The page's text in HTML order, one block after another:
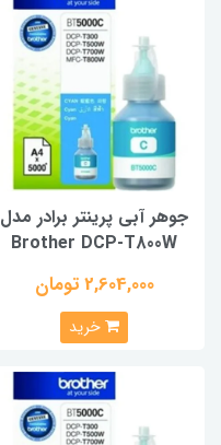
جوهر آبی پرینتر برادر مدل
Brother DCP-T800W
2,604,000 تومان
خرید